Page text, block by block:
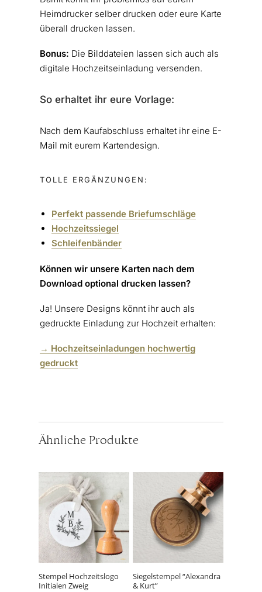
Heimdrucker selber drucken oder eure Karte
überall drucken lassen.
Bonus: Die Bilddateien lassen sich auch als
digitale Hochzeitseinladung versenden.
So erhaltet ihr eure Vorlage:
Nach dem Kaufabschluss erhaltet ihr eine E-
Mail mit eurem Kartendesign.
TOLLE ERGÄNZUNGEN:
Perfekt passende Briefumschläge
Hochzeitssiegel
Schleifenbänder
Können wir unsere Karten nach dem
Download optional drucken lassen?
Ja! Unsere Designs könnt ihr auch als
gedruckte Einladung zur Hochzeit erhalten:
→ Hochzeitseinladungen hochwertig
gedruckt
Ähnliche Produkte
Stempel Hochzeitslogo
Initialen Zweig
Siegelstempel “Alexandra
& Kurt”